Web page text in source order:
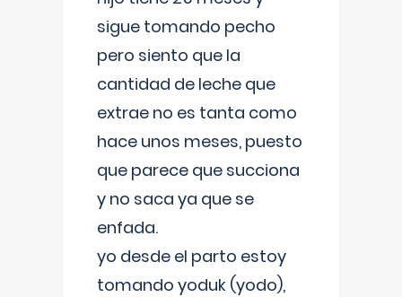
sigue tomando pecho
pero siento que la
cantidad de leche que
extrae no es tanta como
hace unos meses, puesto
que parece que succiona
y no saca ya que se
enfada.
yo desde el parto estoy
tomando yoduk (yodo),